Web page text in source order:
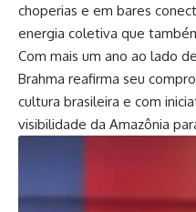
choperias e em bares
energia coletiva que
Com mais um ano ao lado
Brahma reafirma seu
cultura brasileira e com
visibilidade da Amazônia